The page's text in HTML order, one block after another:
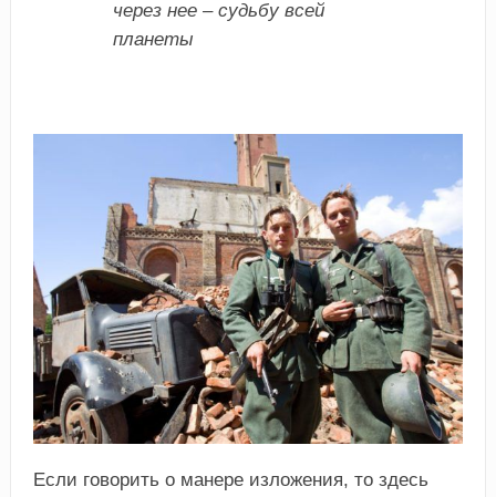
через нее – судьбу всей
планеты
Если говорить о манере изложения, то здесь